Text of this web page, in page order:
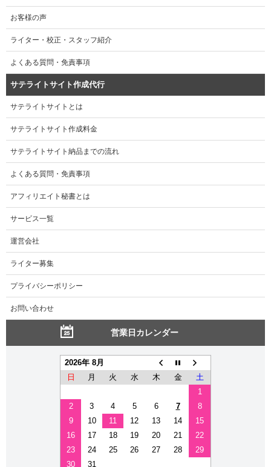
お客様の声
ライター・校正・スタッフ紹介
よくある質問・免責事項
サテライトサイト作成代行
サテライトサイトとは
サテライトサイト作成料金
サテライトサイト納品までの流れ
よくある質問・免責事項
アフィリエイト秘書とは
サービス一覧
運営会社
ライター募集
プライバシーポリシー
お問い合わせ
営業日カレンダー
2026年 8月
日
月 火 水 木 金
土
1
2
3 4 5 6 7
8
9
10 11 12 13 14
15
16
17 18 19 20 21
22
23
24 25 26 27 28
29
30
31